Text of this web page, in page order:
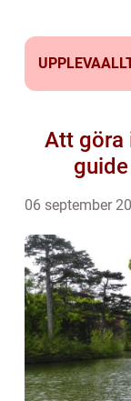
Att göra
06 september